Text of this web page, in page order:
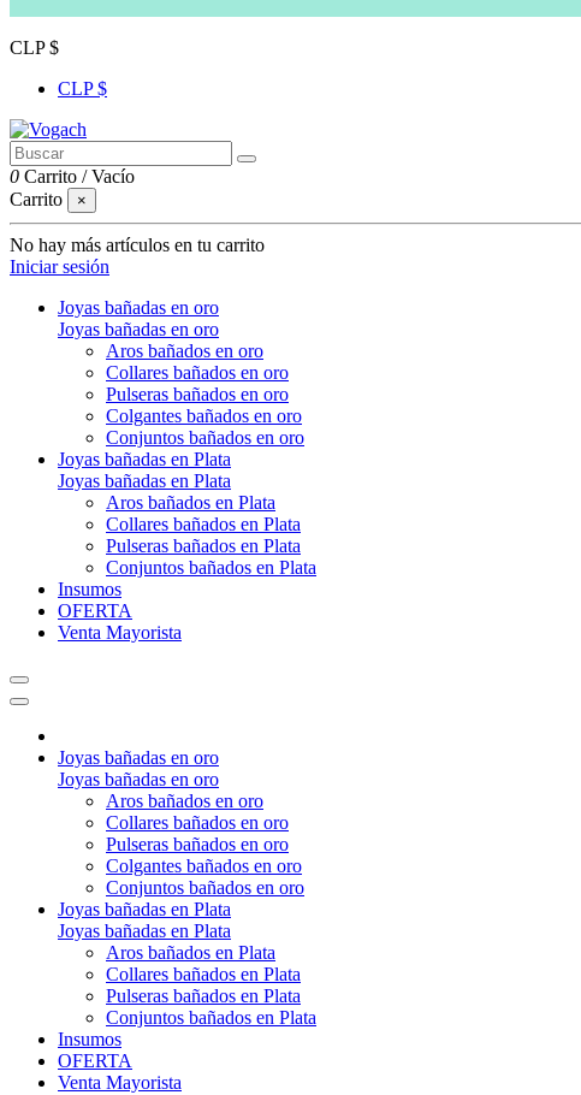
CLP $
CLP $
0 Carrito /Vacío
Carrito
×
No hay más artículos en tu carrito
Iniciar sesión
Joyas bañadas en oro
Joyas bañadas en oro
Aros bañados en oro
Collares bañados en oro
Pulseras bañados en oro
Colgantes bañados en oro
Conjuntos bañados en oro
Joyas bañadas en Plata
Joyas bañadas en Plata
Aros bañados en Plata
Collares bañados en Plata
Pulseras bañados en Plata
Conjuntos bañados en Plata
Insumos
OFERTA
Venta Mayorista
Joyas bañadas en oro
Joyas bañadas en oro
Aros bañados en oro
Collares bañados en oro
Pulseras bañados en oro
Colgantes bañados en oro
Conjuntos bañados en oro
Joyas bañadas en Plata
Joyas bañadas en Plata
Aros bañados en Plata
Collares bañados en Plata
Pulseras bañados en Plata
Conjuntos bañados en Plata
Insumos
OFERTA
Venta Mayorista